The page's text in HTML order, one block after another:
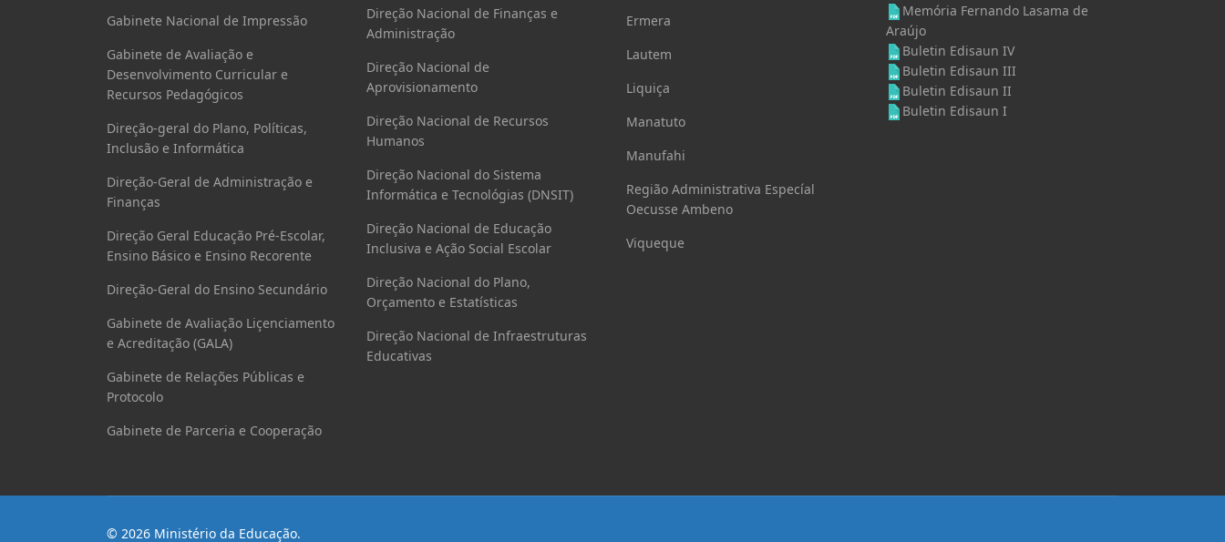
Gabinete Nacional de Impressão
Gabinete de Avaliação e
Desenvolvimento Curricular e
Recursos Pedagógicos
Direção-geral do Plano, Políticas,
Inclusão e Informática
Direção-Geral de Administração e
Finanças
Direção Geral Educação Pré-Escolar,
Ensino Básico e Ensino Recorente
Direção-Geral do Ensino Secundário
Gabinete de Avaliação Liçenciamento
e Acreditação (GALA)
Gabinete de Relações Públicas e
Protocolo
Gabinete de Parceria e Cooperação
Direção Nacional de Finanças e
Administração
Direção Nacional de
Aprovisionamento
Direção Nacional de Recursos
Humanos
Direção Nacional do Sistema
Informática e Tecnológias (DNSIT)
Direção Nacional de Educação
Inclusiva e Ação Social Escolar
Direção Nacional do Plano,
Orçamento e Estatísticas
Direção Nacional de Infraestruturas
Educativas
Ermera
Lautem
Liquiça
Manatuto
Manufahi
Região Administrativa Especíal
Oecusse Ambeno
Viqueque
Memória Fernando Lasama de
Araújo
Buletin Edisaun IV
Buletin Edisaun III
Buletin Edisaun II
Buletin Edisaun I
© 2026 Ministério da Educação.